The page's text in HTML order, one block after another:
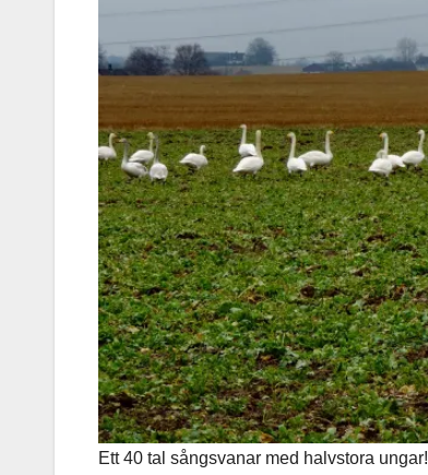
Ett 40 tal sångsvanar med halvstora ungar!